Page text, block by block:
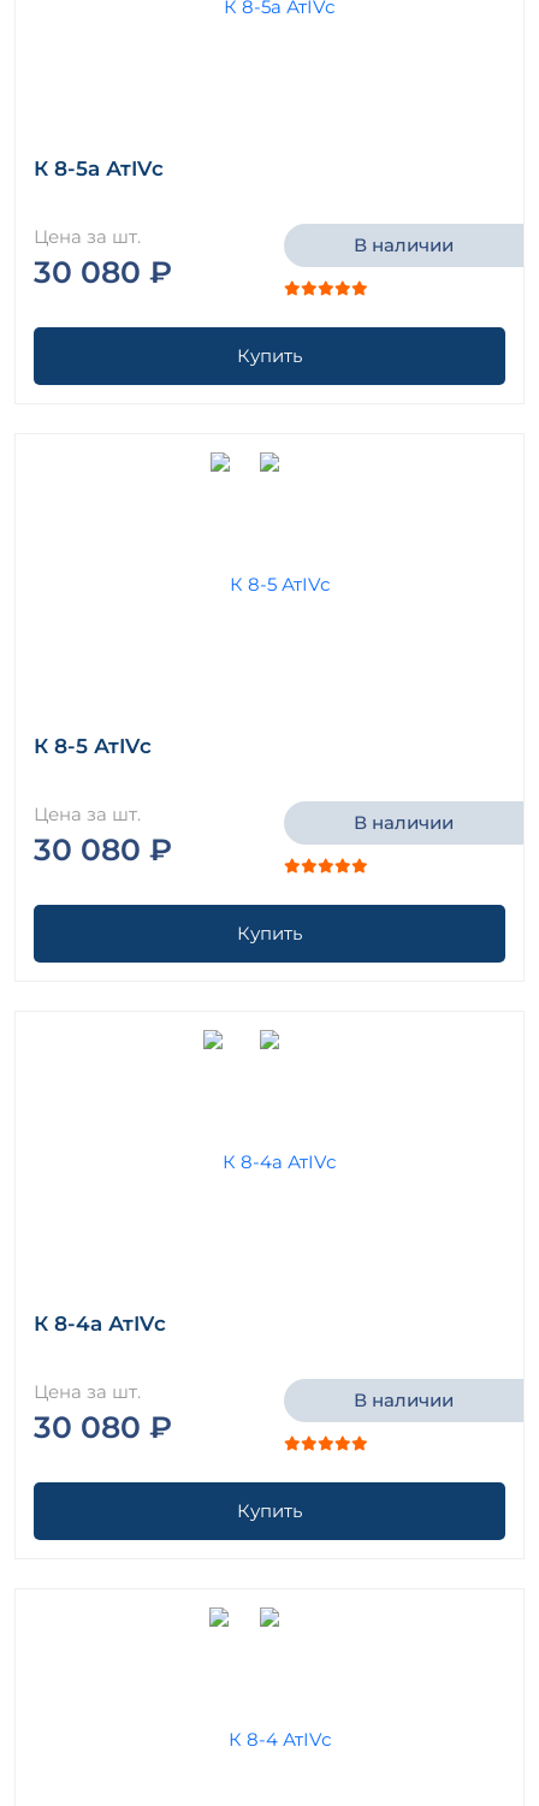
К 8-5а АтIVс
Цена за шт.
30 080 ₽
В наличии
Купить
К 8-5 АтIVс
Цена за шт.
30 080 ₽
В наличии
Купить
К 8-4а АтIVс
Цена за шт.
30 080 ₽
В наличии
Купить